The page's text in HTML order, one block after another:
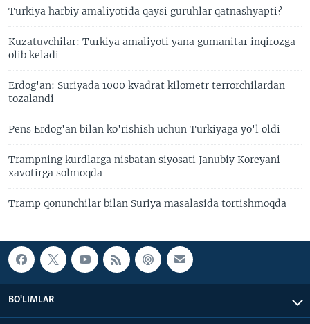
Turkiya harbiy amaliyotida qaysi guruhlar qatnashyapti?
Kuzatuvchilar: Turkiya amaliyoti yana gumanitar inqirozga
olib keladi
Erdog'an: Suriyada 1000 kvadrat kilometr terrorchilardan
tozalandi
Pens Erdog'an bilan ko'rishish uchun Turkiyaga yo'l oldi
Trampning kurdlarga nisbatan siyosati Janubiy Koreyani
xavotirga solmoqda
Tramp qonunchilar bilan Suriya masalasida tortishmoqda
BO'LIMLAR